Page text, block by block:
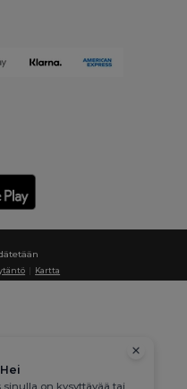
Kartta
Hei
sinulla on kysyttävää tai